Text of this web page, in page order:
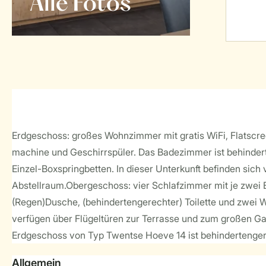
Alle Fotos
Erdgeschoss: großes Wohnzimmer mit gratis WiFi,
machine und Geschirrspüler. Das Badezimmer ist
Einzel-Boxspringbetten. In dieser Unterkunft befinden
Abstellraum.Obergeschoss: vier Schlafzimmer mit je
(Regen)Dusche, (behindertengerechter) Toilette und zwei
verfügen über Flügeltüren zur Terrasse und zum großen
Erdgeschoss von Typ Twentse Hoeve 14 ist
Allgemein